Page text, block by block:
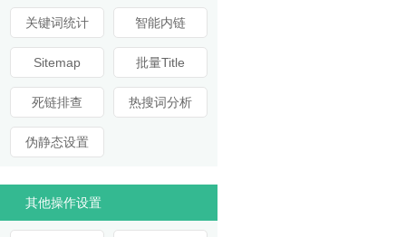
关键词统计 智能内链
Sitemap 批量Title
死链排查 热搜词分析
伪静态设置
其他操作设置